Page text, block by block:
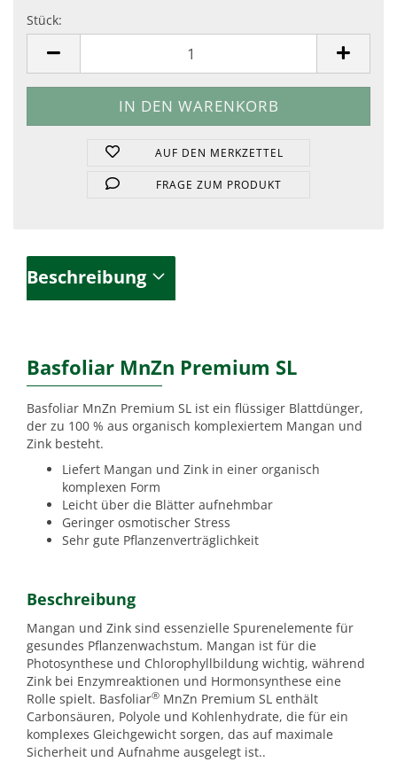
Stück:
AUF DEN MERKZETTEL
FRAGE ZUM PRODUKT
Beschreibung
Basfoliar MnZn Premium SL
Basfoliar MnZn Premium SL ist ein flüssiger Blattdünger,
der zu 100 % aus organisch komplexiertem Mangan und
Zink besteht.
Liefert Mangan und Zink in einer organisch
komplexen Form
Leicht über die Blätter aufnehmbar
Geringer osmotischer Stress
Sehr gute Pflanzenverträglichkeit
Beschreibung
Mangan und Zink sind essenzielle Spurenelemente für
gesundes Pflanzenwachstum. Mangan ist für die
Photosynthese und Chlorophyllbildung wichtig, während
Zink bei Enzymreaktionen und Hormonsynthese eine
Rolle spielt. Basfoliar® MnZn Premium SL enthält
Carbonsäuren, Polyole und Kohlenhydrate, die für ein
komplexes Gleichgewicht sorgen, das auf maximale
Sicherheit und Aufnahme ausgelegt ist..